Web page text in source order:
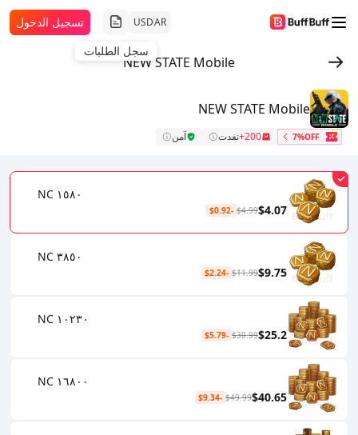
AR
USD
سجل الطلبات
تسجيل الدخول
NEW STATE Mobile
NEW STATE Mobile
7%OFF
200+ نفدت آمن
١٥٨٠ NC
$4.07
$4.99
-$0.92
٣٨٥٠ NC
$9.75
$11.99
-$2.24
١٠٢٣٠ NC
$25.2
$30.99
-$5.79
١٦٨٠٠ NC
$40.65
$49.99
-$9.34